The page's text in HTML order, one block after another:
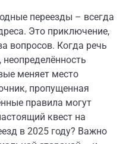
переезды – всегда
Это приключение,
вопросов. Когда речь
меняет место
пропущенная
правила могут
квест на
в 2025 году? Важно